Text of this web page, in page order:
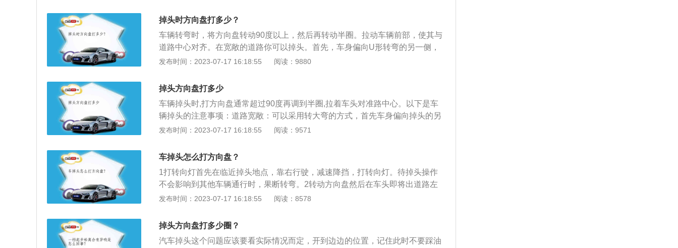
正方向盘，接着再打开转向灯，向左边打方向，挂前进挡行驶，完成掉头。不
过，在掉头的时候也不是全都要将方向盘打满的，在道路比较宽阔的时候，可以
以大迂回摆动车身的方式完成掉头，即掉头前向右转弯的幅度大一些，掉头时打
性是比较大的，速度过快，很可能会造成侧翻的情况。
车身的一半过了停止线后，即可将方向盘往左打死，驶入相应的车道。4、回正
方向盘。车辆成功掉头后，关闭左转向灯，并及时把方向盘回正，不能压线。
5、踩油门加速。学员在完成掉头后，需要把速度提上去，踩油门加速一段距离
后，再松开油门，踩离合，把档位挂到2档，再以同样的方法把档位挂到3档。掉
头前，学员应仔细观察路况，在不影响其他车辆或行人的情况下，才能掉头。学
打方向盘要规范平稳，回正方向盘不要过早或过晚。听到语音提示“掉头完
成”时，学员才能继续下一个流程考试。
掉头时方向盘打多少？
车辆转弯时，将方向盘转动90度以上，然后再转动半圈。拉动车辆前部，使其与
道路中心对齐。在宽敞的道路你可以掉头。首先，车身偏向U形转弯的另一侧，
然后打开转向信号灯，将方向盘转到底，并在确认安全后掉头。采取向前和向后
合器并轻轻踩下制动踏板。当车辆尚未完全停止时，快速向相反方向转动方向
盘，将前轮转到倒车所需的新方向，并立即停止车辆。
发布时间：2023-07-17 16:18:55 阅读：9880
掉头方向盘打多少
车辆掉头时,打方向盘通常超过90度再调到半圈,拉着车头对准路中心。以下是车
辆掉头的注意事项：道路宽敞：可以采用转大弯的方式，首先车身偏向掉头的另
一侧，然后打转向灯，确认安全后打满方向盘转弯掉头。道路狭窄：采取前进或
碍物时踏下离合器，轻踏制动踏板，在车辆还未完全停止时并将方向盘迅速反方
向转足，将前轮转至后退所需的新方向，立即将车停稳。
发布时间：2023-07-17 16:18:55 阅读：9571
车掉头怎么打方向盘？
1打转向灯首先在临近掉头地点，靠右行驶，减速降挡，打转向灯。待掉头操作
不会影响到其他车辆通行时，果断转弯。2转动方向盘然后在车头即将出道路左
侧边线时，马上回正，刹车并向右急打两圈方向。并鸣喇叭观察车后方及道路两
时，立即停车，迅速挂1档，打死方向即可。
发布时间：2023-07-17 16:18:55 阅读：8578
掉头方向盘打多少圈？
汽车掉头这个问题应该要看实际情况而定，开到边边的位置，记住此时不要踩油